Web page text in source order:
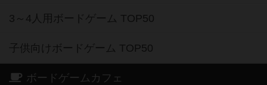
3～4人用ボードゲーム TOP50
子供向けボードゲーム TOP50
ボードゲームカフェ